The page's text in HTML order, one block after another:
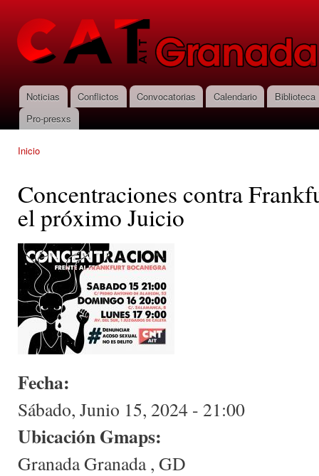
CNT-AIT
Granada
Menú principal
Noticias Conflictos Convocatorias Calendario
Biblioteca
Pro-presxs
Inicio
Concentraciones contra
el próximo Juicio
Fecha:
Sábado, Junio 15, 2024 - 21:00
Ubicación Gmaps:
GranadaGranada, GD